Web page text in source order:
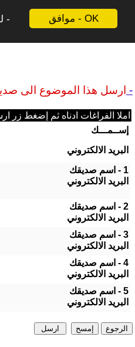
موافق - OK
ارسل هذا الموضوع الى الوهم الخطير بأنّ الحرب على إيران ستسرّع من - الإنتقال إلى الطاقة الخضراء -
املا الفراغات ادناه ثم إضغط زر
إســمـــك
البريد الالكتروني
1 - اسم صديقك
البريد الالكتروني
2 - اسم صديقك
البريد الالكتروني
3 - اسم صديقك
البريد الالكتروني
4 - اسم صديقك
البريد الالكتروني
5 - اسم صديقك
البريد الالكتروني